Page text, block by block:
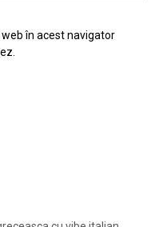
în acest navigator